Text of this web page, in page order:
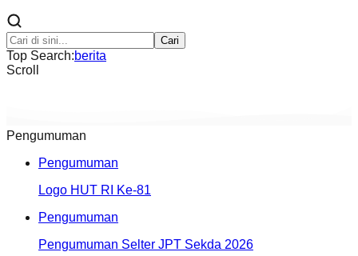
Cari
Top Search:berita
Scroll
Pengumuman
Pengumuman
Logo HUT RI Ke-81
Pengumuman
Pengumuman Selter JPT Sekda 2026